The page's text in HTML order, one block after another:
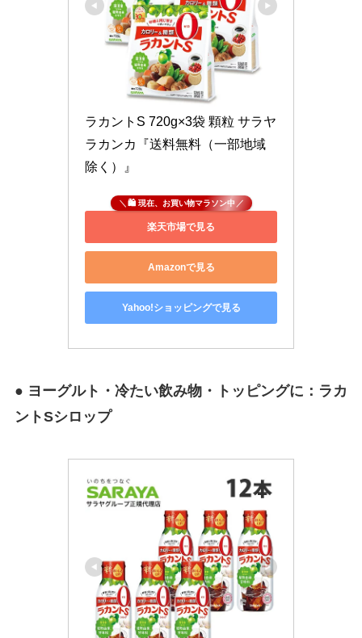
ラカントS 720g×3袋 顆粒 サラヤ
ラカンカ『送料無料（一部地域
除く）』
🛍 現在、お買い物マラソン中
楽天市場で見る
Amazonで見る
Yahoo!ショッピングで見る
● ヨーグルト・冷たい飲み物・トッピングに：ラカ
ントSシロップ